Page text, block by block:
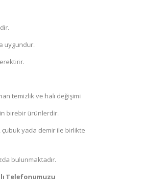
uygundur.
temizlik ve halı değişimi
birebir ürünlerdir.
çubuk yada demir ile birlikte
bulunmaktadır.
Telefonumuzu